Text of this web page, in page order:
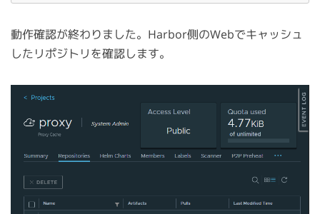
動作確認が終わりました。Harbor側のWebでキャッシュ
したリポジトリを確認します。